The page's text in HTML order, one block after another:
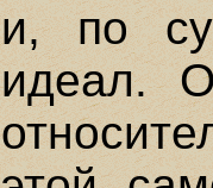
и, по
идеал.